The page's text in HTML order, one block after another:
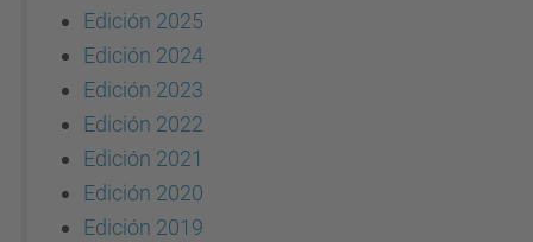
Edición 2025
Edición 2024
Edición 2023
Edición 2022
Edición 2021
Edición 2020
Edición 2019